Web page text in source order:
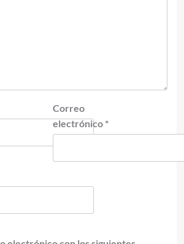
Correo
electrónico *